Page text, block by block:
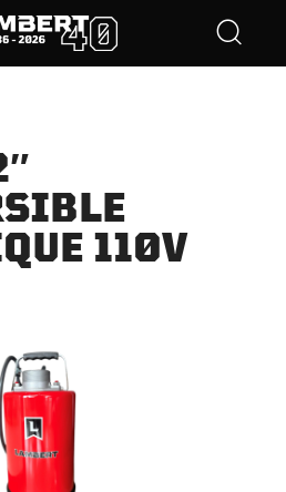
110V